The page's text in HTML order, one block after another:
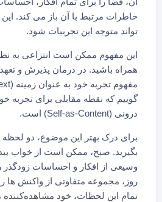
خاطرات مرتبط با آن باز می کند.
تواند متوجه این تجربیات شود.
این مفهوم ممکن است انتزاعی به
گوییم که نقطه مقابلی برای تجربه
درونی (Self-as-Content) است.
برای درک بهتر این موضوع، دو لحظه
بگیرید. صبح، ممکن است از خواب
وسیعی از افکار و احساسات زودگذر
روز، مجموعه متفاوتی از واکنش ها
تمام این لحظات، خود مشاهده‌کننده